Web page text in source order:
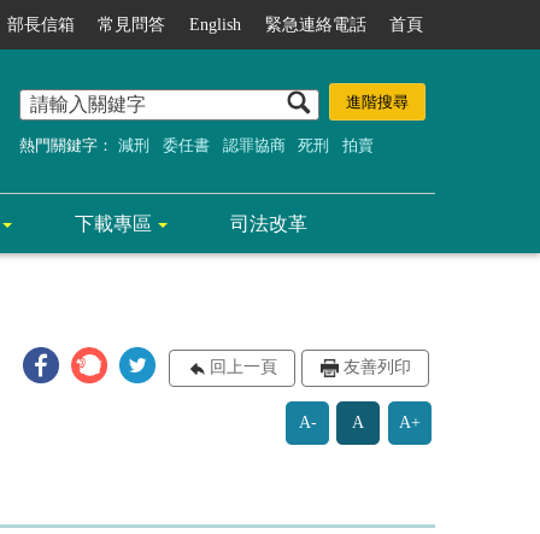
部長信箱 常見問答 English 緊急連絡電話 首頁
熱門關鍵字： 減刑 委任書 認罪協商 死刑 拍賣
下載專區 司法改革
回上一頁 友善列印
A- A A+